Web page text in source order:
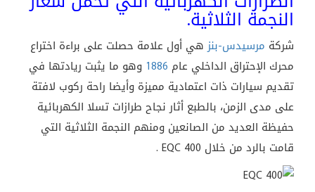
النجمة الثلاثية.
شركة مرسيدس-بنزهي أول علامة حصلت على براءة اختراع
محرك الإحتراق الداخلي عام 1886 وهو ما يثبت ريادتها في
تقديم سيارات ذات اعتمادية مميزة وأيضا راحة ركوب لافتة
على مدى الزمن، بالطبع أثار نجاح طرازات تسلا الكهربائية
حفيظة العديد من الصانعين ومنهم النجمة الثلاثية التي
قامت بالرد من خلال EQC 400 .